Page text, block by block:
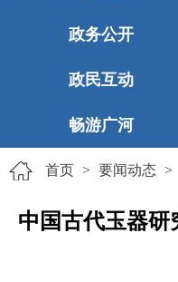
政务公开
政民互动
畅游广河
首页 > 要闻动态 >
中国古代玉器研